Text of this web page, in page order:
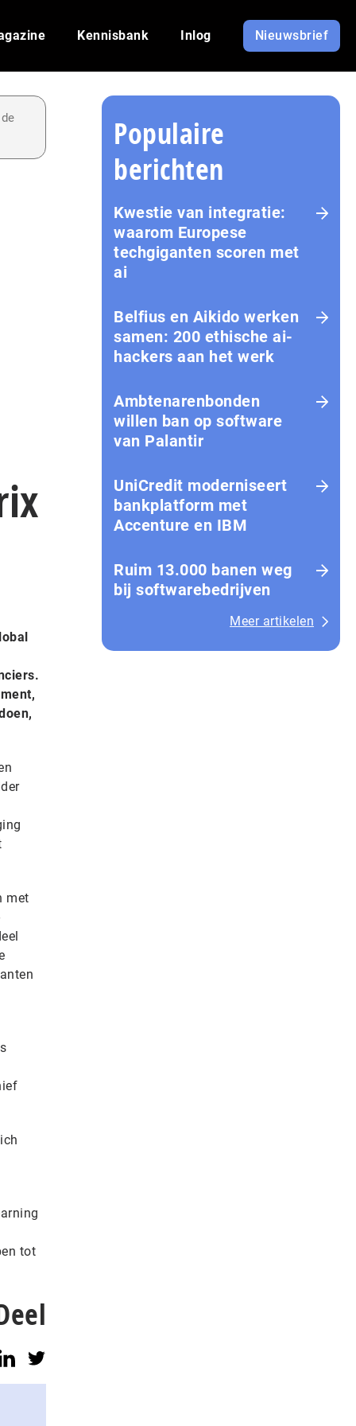
Kennisbank Inlog Nieuwsbrief
met
tot
Populaire
berichten
Kwestie van integratie:
waarom Europese
techgiganten scoren met
ai
Belfius en Aikido werken
samen: 200 ethische ai-
hackers aan het werk
Amb­te­na­ren­bon­den
willen ban op software
van Palantir
UniCredit moderniseert
bankplatform met
Accenture en IBM
Ruim 13.000 banen weg
bij softwarebedrijven
Meer artikelen